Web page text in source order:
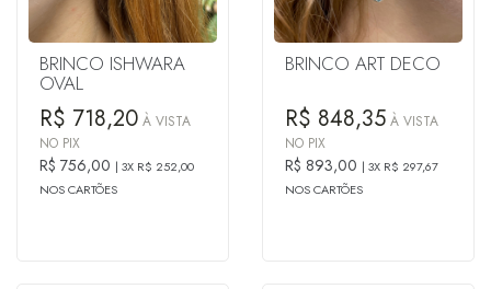
BRINCO ISHWARA
OVAL
R$ 718,20 À VISTA
NO PIX
R$ 756,00
3X R$ 252,00
NOS CARTÕES
BRINCO ART DECO
R$ 848,35 À VISTA
NO PIX
R$ 893,00
3X R$ 297,67
NOS CARTÕES